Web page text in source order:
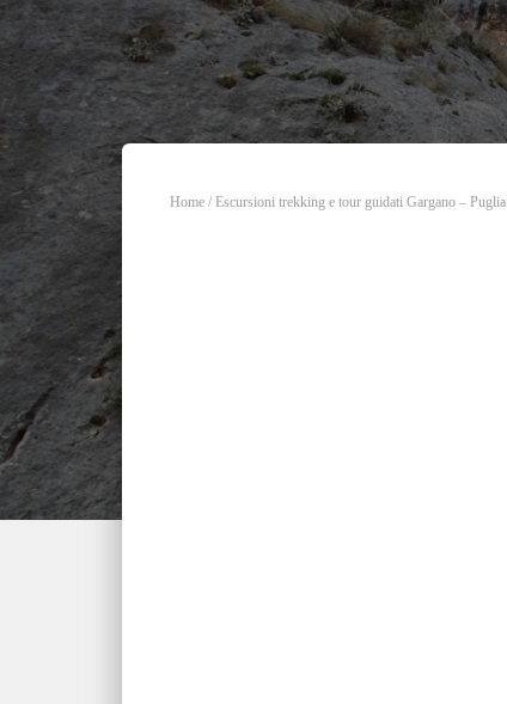
Home / Escursioni trekking e tour guidati Gargano – Puglia